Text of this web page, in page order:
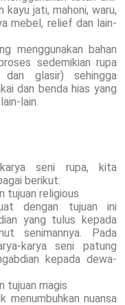
kayu jati, mahoni, waru,
mebel, relief dan lain-
menggunakan bahan
sedemikian rupa
glasir) sehingga
dan benda hias yang
lain.
seni rupa, kita
berikut:
tujuan religious
dengan tujuan ini
yang tulus kepada
senimannya. Pada
karya seni patung
kepada dewa-
tujuan magis
menumbuhkan nuansa